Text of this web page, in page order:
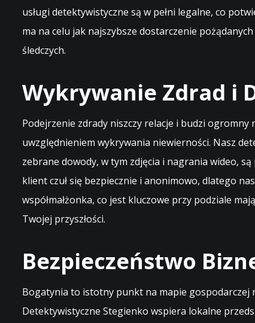
usługi detektywistyczne są w pełni legalne, co
ma na celu jak najszybsze dostarczenie
śledczych.
Wykrywanie Zdrad i
Podejrzenie zdrady niszczy relacje i budzi
uwzględnieniem wykrywania niewierności. Nasz
zebrane dowody, w tym zdjęcia i nagrania wideo,
klient czuł się bezpiecznie i anonimowo, dlatego
współmałżonka, co jest kluczowe przy podziale
Twojej przyszłości.
Bezpieczeństwo
Bogatynia to istotny punkt na mapie gospodarczej
Detektywistyczne Stegienko wspiera lokalne